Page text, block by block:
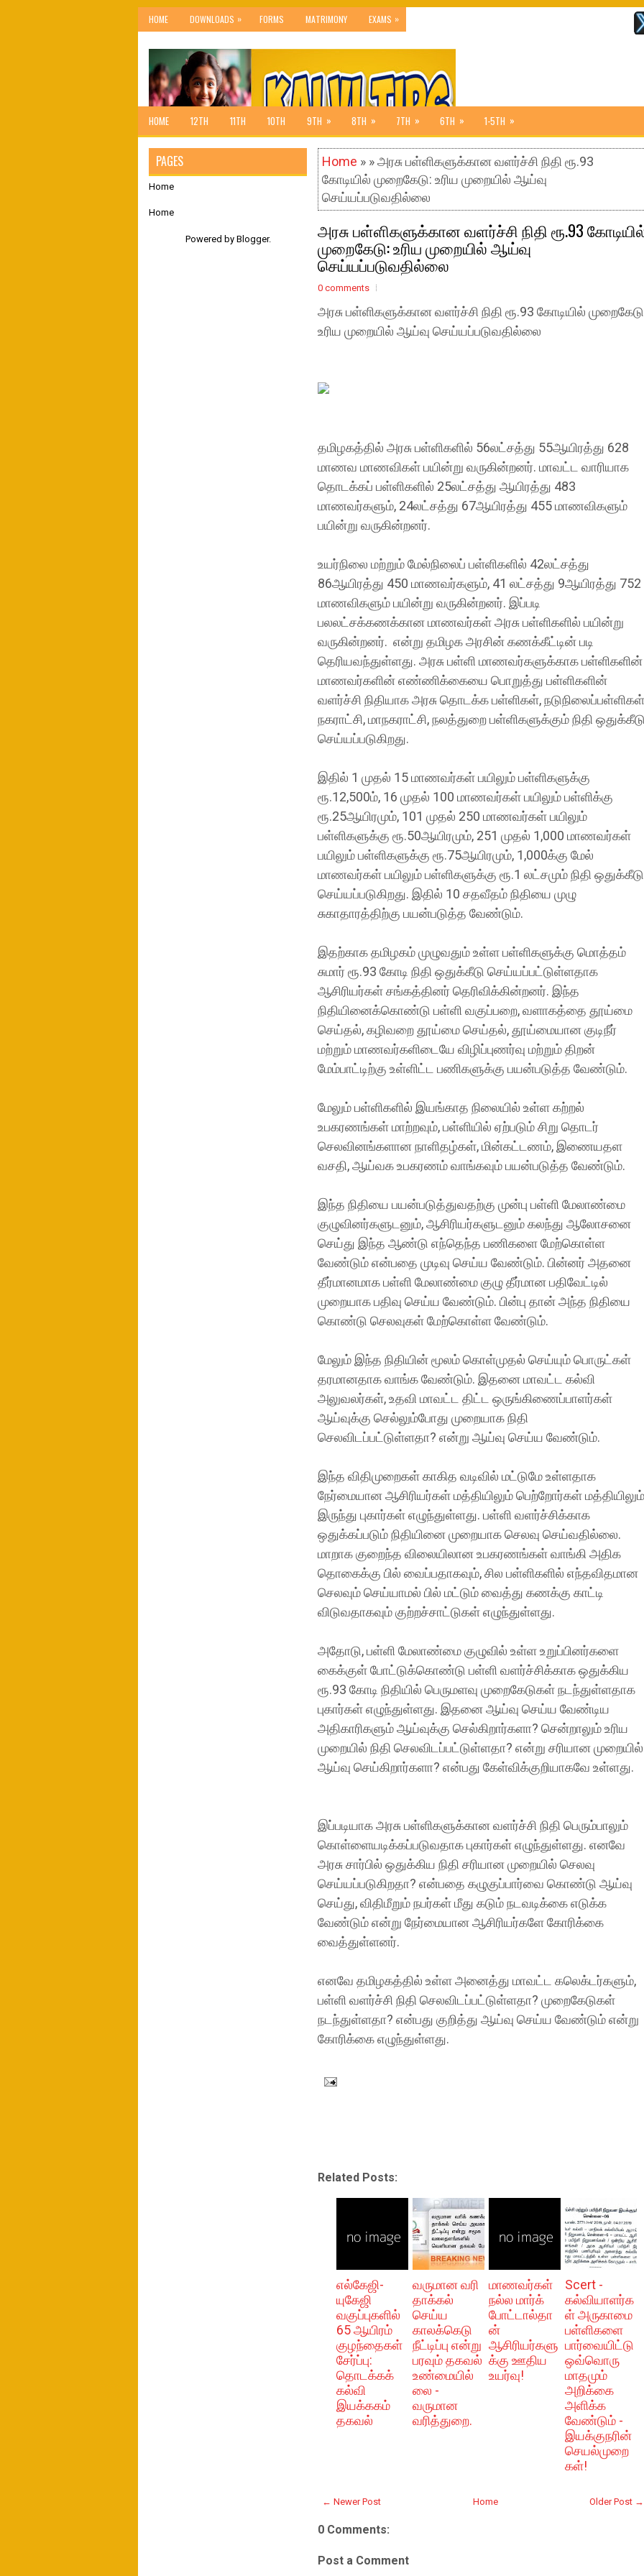
HOME DOWNLOADS » FORMS MATRIMONY EXAMS »
HOME 12TH 11TH 10TH 9TH » 8TH » 7TH » 6TH » 1-5TH »
Home » » அரசு பள்ளிகளுக்கான வளர்ச்சி நிதி ரூ.93
கோடியில் முறைகேடு: உரிய முறையில் ஆய்வு
செய்யப்படுவதில்லை
அரசு பள்ளிகளுக்கான வளர்ச்சி நிதி ரூ.93
முறைகேடு: உரிய முறையில் ஆய்வு
செய்யப்படுவதில்லை
0 comments
அரசு பள்ளிகளுக்கான வளர்ச்சி நிதி ரூ.93 கோடியில்
உரிய முறையில் ஆய்வு செய்யப்படுவதில்லை
தமிழகத்தில் அரசு பள்ளிகளில் 56லட்சத்து 55ஆயிரத்து 628
மாணவ மாணவிகள் பயின்று வருகின்றனர். மாவட்ட வாரியாக
தொடக்கப் பள்ளிகளில் 25லட்சத்து ஆயிரத்து 483
மாணவர்களும், 24லட்சத்து 67ஆயிரத்து 455 மாணவிகளும்
பயின்று வருகின்றனர்.
உயர்நிலை மற்றும் மேல்நிலைப் பள்ளிகளில் 42லட்சத்து
86ஆயிரத்து 450 மாணவர்களும், 41 லட்சத்து 9ஆயிரத்து 752
மாணவிகளும் பயின்று வருகின்றனர். இப்படி
பலலட்சக்கணக்கான மாணவர்கள் அரசு பள்ளிகளில் பயின்று
வருகின்றனர். என்று தமிழக அரசின் கணக்கீட்டின் படி
தெரியவந்துள்ளது. அரசு பள்ளி மாணவர்களுக்காக பள்ளிகளின்
மாணவர்களின் எண்ணிக்கையை பொறுத்து பள்ளிகளின்
வளர்ச்சி நிதியாக அரசு தொடக்க பள்ளிகள்,
நகராட்சி, மாநகராட்சி, நலத்துறை பள்ளிகளுக்கும் நிதி
செய்யப்படுகிறது.
இதில் 1 முதல் 15 மாணவர்கள் பயிலும் பள்ளிகளுக்கு
ரூ.12,500ம், 16 முதல் 100 மாணவர்கள் பயிலும் பள்ளிக்கு
ரூ.25ஆயிரமும், 101 முதல் 250 மாணவர்கள் பயிலும்
பள்ளிகளுக்கு ரூ.50ஆயிரமும், 251 முதல் 1,000 மாணவர்கள்
பயிலும் பள்ளிகளுக்கு ரூ.75ஆயிரமும், 1,000க்கு மேல்
மாணவர்கள் பயிலும் பள்ளிகளுக்கு ரூ.1 லட்சமும் நிதி ஒதுக்கீடு
செய்யப்படுகிறது. இதில் 10 சதவீதம் நிதியை முழு
சுகாதாரத்திற்கு பயன்படுத்த வேண்டும்.
இதற்காக தமிழகம் முழுவதும் உள்ள பள்ளிகளுக்கு மொத்தம்
சுமார் ரூ.93 கோடி நிதி ஒதுக்கீடு செய்யப்பட்டுள்ளதாக
ஆசிரியர்கள் சங்கத்தினர் தெரிவிக்கின்றனர். இந்த
நிதியினைக்கொண்டு பள்ளி வகுப்பறை, வளாகத்தை தூய்மை
செய்தல், கழிவறை தூய்மை செய்தல், தூய்மையான குடிநீர்
மற்றும் மாணவர்களிடையே விழிப்புணர்வு மற்றும் திறன்
மேம்பாட்டிற்கு உள்ளிட்ட பணிகளுக்கு பயன்படுத்த வேண்டும்.
மேலும் பள்ளிகளில் இயங்காத நிலையில் உள்ள கற்றல்
உபகரணங்கள் மாற்றவும், பள்ளியில் ஏற்படும் சிறு தொடர்
செலவினங்களான நாளிதழ்கள், மின்கட்டணம், இணையதள
வசதி, ஆய்வக உபகரணம் வாங்கவும் பயன்படுத்த வேண்டும்.
இந்த நிதியை பயன்படுத்துவதற்கு முன்பு பள்ளி மேலாண்மை
குழுவினர்களுடனும், ஆசிரியர்களுடனும் கலந்து ஆலோசனை
செய்து இந்த ஆண்டு எந்தெந்த பணிகளை மேற்கொள்ள
வேண்டும் என்பதை முடிவு செய்ய வேண்டும். பின்னர் அதனை
தீர்மானமாக பள்ளி மேலாண்மை குழு தீர்மான பதிவேட்டில்
முறையாக பதிவு செய்ய வேண்டும். பின்பு தான் அந்த நிதியை
கொண்டு செலவுகள் மேற்கொள்ள வேண்டும்.
மேலும் இந்த நிதியின் மூலம் கொள்முதல் செய்யும் பொருட்கள்
தரமானதாக வாங்க வேண்டும். இதனை மாவட்ட கல்வி
அலுவலர்கள், உதவி மாவட்ட திட்ட ஒருங்கிணைப்பாளர்கள்
ஆய்வுக்கு செல்லும்போது முறையாக நிதி
செலவிடப்பட்டுள்ளதா? என்று ஆய்வு செய்ய வேண்டும்.
இந்த விதிமுறைகள் காகித வடிவில் மட்டுமே உள்ளதாக
நேர்மையான ஆசிரியர்கள் மத்தியிலும் பெற்றோர்கள் மத்தியிலும்
இருந்து புகார்கள் எழுந்துள்ளது. பள்ளி வளர்ச்சிக்காக
ஒதுக்கப்படும் நிதியினை முறையாக செலவு செய்வதில்லை.
மாறாக குறைந்த விலையிலான உபகரணங்கள் வாங்கி அதிக
தொகைக்கு பில் வைப்பதாகவும், சில பள்ளிகளில் எந்தவிதமான
செலவும் செய்யாமல் பில் மட்டும் வைத்து கணக்கு காட்டி
விடுவதாகவும் குற்றச்சாட்டுகள் எழுந்துள்ளது.
அதோடு, பள்ளி மேலாண்மை குழுவில் உள்ள உறுப்பினர்களை
கைக்குள் போட்டுக்கொண்டு பள்ளி வளர்ச்சிக்காக ஒதுக்கிய
ரூ.93 கோடி நிதியில் பெருமளவு முறைகேடுகள் நடந்துள்ளதாக
புகார்கள் எழுந்துள்ளது. இதனை ஆய்வு செய்ய வேண்டிய
அதிகாரிகளும் ஆய்வுக்கு செல்கிறார்களா? சென்றாலும் உரிய
முறையில் நிதி செலவிடப்பட்டுள்ளதா? என்று சரியான முறையில்
ஆய்வு செய்கிறார்களா? என்பது கேள்விக்குறியாகவே உள்ளது.
இப்படியாக அரசு பள்ளிகளுக்கான வளர்ச்சி நிதி பெரும்பாலும்
கொள்ளையடிக்கப்படுவதாக புகார்கள் எழுந்துள்ளது. எனவே
அரசு சார்பில் ஒதுக்கிய நிதி சரியான முறையில் செலவு
செய்யப்படுகிறதா? என்பதை கழுகுப்பார்வை கொண்டு ஆய்வு
செய்து, விதிமீறும் நபர்கள் மீது கடும் நடவடிக்கை எடுக்க
வேண்டும் என்று நேர்மையான ஆசிரியர்களே கோரிக்கை
வைத்துள்ளனர்.
எனவே தமிழகத்தில் உள்ள அனைத்து மாவட்ட கலெக்டர்களும்,
பள்ளி வளர்ச்சி நிதி செலவிடப்பட்டுள்ளதா? முறைகேடுகள்
நடந்துள்ளதா? என்பது குறித்து ஆய்வு செய்ய வேண்டும் என்று
கோரிக்கை எழுந்துள்ளது.
Related Posts:
எல்கேஜி-
யுகேஜி
வகுப்புகளில்
65 ஆயிரம்
குழந்தைகள்
சேர்ப்பு:
தொடக்கக்
கல்வி
இயக்ககம்
தகவல்
வருமான வரி
தாக்கல்
செய்ய
காலக்கெடு
நீட்டிப்பு என்று
பரவும் தகவல்
உண்மையில்
லை -
வருமான
வரித்துறை.
மாணவர்கள்
நல்ல மார்க்
போட்டால்தா
ன்
ஆசிரியர்களு
க்கு ஊதிய
உயர்வு!
Scert -
கல்வியாளர்க
ள் அருகாமை
பள்ளிகளை
பார்வையிட்டு
ஒவ்வொரு
மாதமும்
அறிக்கை
அளிக்க
வேண்டும் -
இயக்குநரின்
செயல்முறை
கள்!
← Newer Post Older Post →
Home
0 Comments:
Post a Comment
PAGES
Home
Home
Powered by Blogger.